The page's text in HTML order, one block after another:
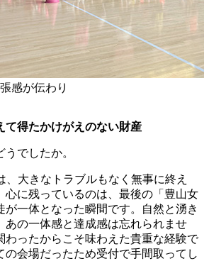
感が伝わり
て得たかけがえのない財産
でしたか。
、大きなトラブルもなく無事に終え
心に残っているのは、最後の「豊山女
が一体となった瞬間です。自然と湧き
あの一体感と達成感は忘れられませ
わったからこそ味わえた貴重な経験で
の会場だったため受付で手間取ってし